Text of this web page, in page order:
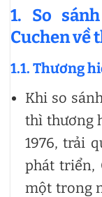
1. So
Cuchen về
1.1. Thương
Khi so sánh
thì thương
1976, trải
phát triển,
một trong